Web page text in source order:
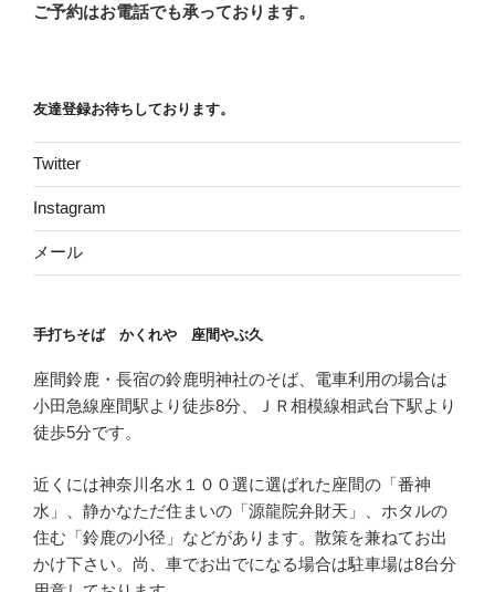
ご予約はお電話でも承っております。
友達登録お待ちしております。
Twitter
Instagram
メール
手打ちそば かくれや 座間やぶ久
座間鈴鹿・長宿の鈴鹿明神社のそば、電車利用の場合は
小田急線座間駅より徒歩8分、ＪＲ相模線相武台下駅より
徒歩5分です。
近くには神奈川名水１００選に選ばれた座間の「番神
水」、静かなただ住まいの「源龍院弁財天」、ホタルの
住む「鈴鹿の小径」などがあります。散策を兼ねてお出
かけ下さい。尚、車でお出でになる場合は駐車場は8台分